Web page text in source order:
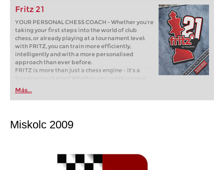
Fritz 21
YOUR PERSONAL CHESS COACH - Whether you’re
taking your first steps into the world of club
chess, or already playing at a tournament level:
with FRITZ, you can train more efficiently,
intelligently and with a more personalised
approach than ever before.
FRITZ is more than just a chess engine – it’s a
training revolution! Whether you’re taking your
first steps into the world of club chess, or already
playing at a tournament level: with FRITZ, you can
train more efficiently, intelligently and with a
Más...
Miskolc 2009